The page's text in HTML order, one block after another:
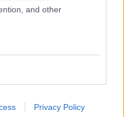
and other
Privacy Policy